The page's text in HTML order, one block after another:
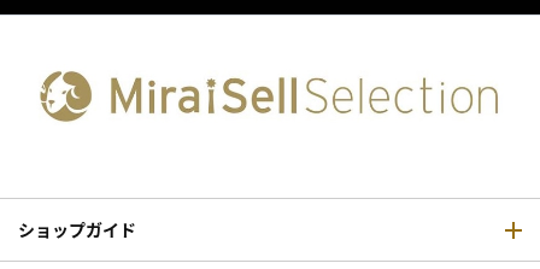
ショップガイド